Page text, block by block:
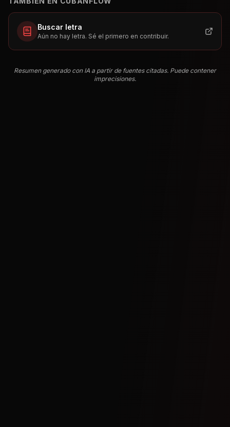
Buscar letra
Aún no hay letra. Sé el primero en contribuir.
Resumen generado con IA a partir de fuentes citadas. Puede contener
imprecisiones.